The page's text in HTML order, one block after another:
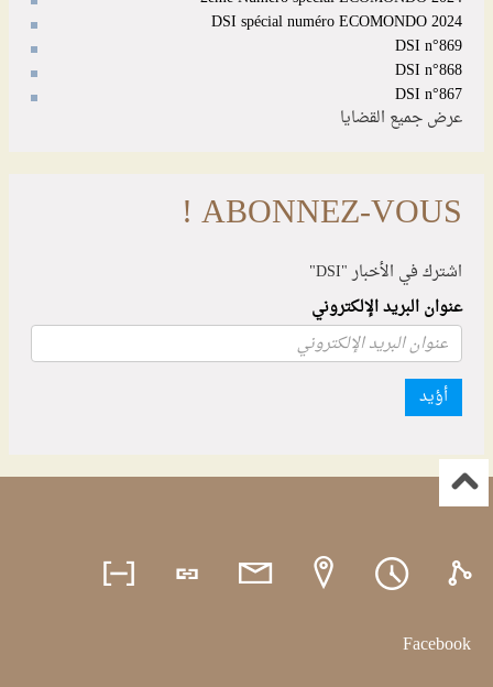
DSI spécial numéro ECOMONDO 2024
DSI n°869
DSI n°868
DSI n°867
عرض جميع القضايا
ABONNEZ-VOUS !
اشترك في الأخبار "DSI"
عنوان البريد الإلكتروني
أؤيد
Facebook